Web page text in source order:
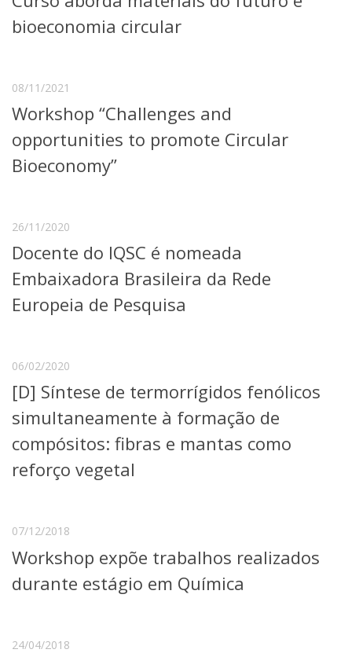
Jornal da USP
Agenda de Eventos
Defesa de Teses
bioeconomia circular
08/11/2021
Workshop “Challenges and
opportunities to promote Circular
Bioeconomy”
26/11/2020
Docente do IQSC é nomeada
Embaixadora Brasileira da Rede
Europeia de Pesquisa
06/02/2020
[D] Síntese de termorrígidos fenólicos
simultaneamente à formação de
compósitos: fibras e mantas como
reforço vegetal
07/12/2018
Workshop expõe trabalhos realizados
durante estágio em Química
24/04/2018